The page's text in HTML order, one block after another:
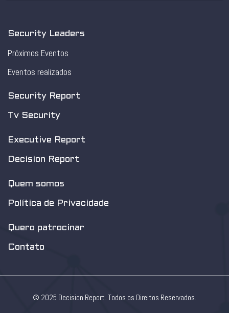
Security Leaders
Próximos Eventos
Eventos realizados
Security Report
Tv Security
Executive Report
Decision Report
Quem somos
Política de Privacidade
Quero patrocinar
Contato
© 2025 Decision Report. Todos os Direitos Reservados.